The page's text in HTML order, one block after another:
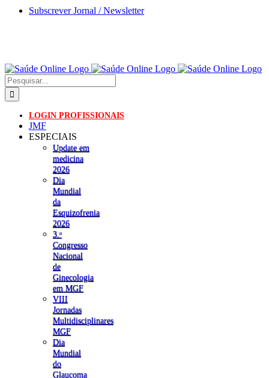
Skip
Subscrever Jornal / Newsletter
Pesquisar
LOGIN PROFISSIONAIS
JMF
ESPECIAIS
Update em
medicina
2026
Dia
Mundial
da
Esquizofrenia
2026
3.ᵒ
Congresso
Nacional
de
Ginecologia
em MGF
VIII
Jornadas
Multidisciplinares
MGF
Dia
Mundial
do
Glaucoma